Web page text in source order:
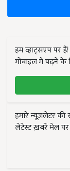
हम व्हाट्सएप पर
मोबाइल में पढ़ने के
हमारे न्यूज़लेटर
लेटेस्ट ख़बरें मेल